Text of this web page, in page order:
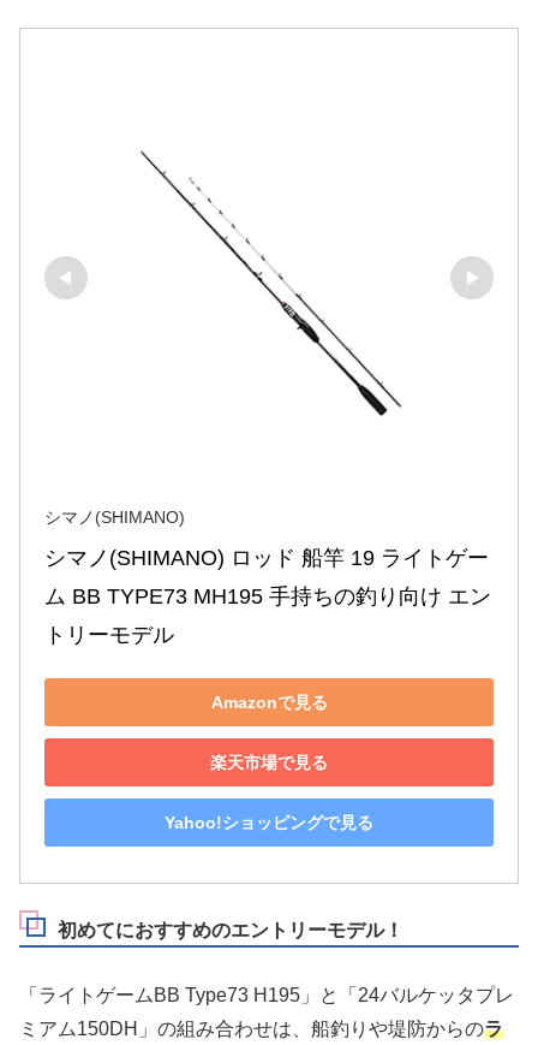
シマノ(SHIMANO)
シマノ(SHIMANO) ロッド 船竿 19 ライトゲー
ム BB TYPE73 MH195 手持ちの釣り向け エン
トリーモデル
Amazonで見る
楽天市場で見る
Yahoo!ショッピングで見る
初めてにおすすめのエントリーモデル！
「ライトゲームBB Type73 H195」と「24バルケッタプレ
ミアム150DH」の組み合わせは、船釣りや堤防からのラ